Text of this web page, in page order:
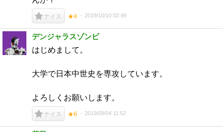
ナイス ★4 2019/10/10 02:49
デンジャラスゾンビ
はじめまして。
大学で日本中世史を専攻しています。
よろしくお願いします。
ナイス ★6 2019/09/04 11:52